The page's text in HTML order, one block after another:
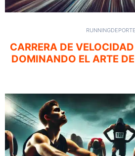
RUNNINGDEPORTE
CARRERA DE
DOMINANDO EL ARTE